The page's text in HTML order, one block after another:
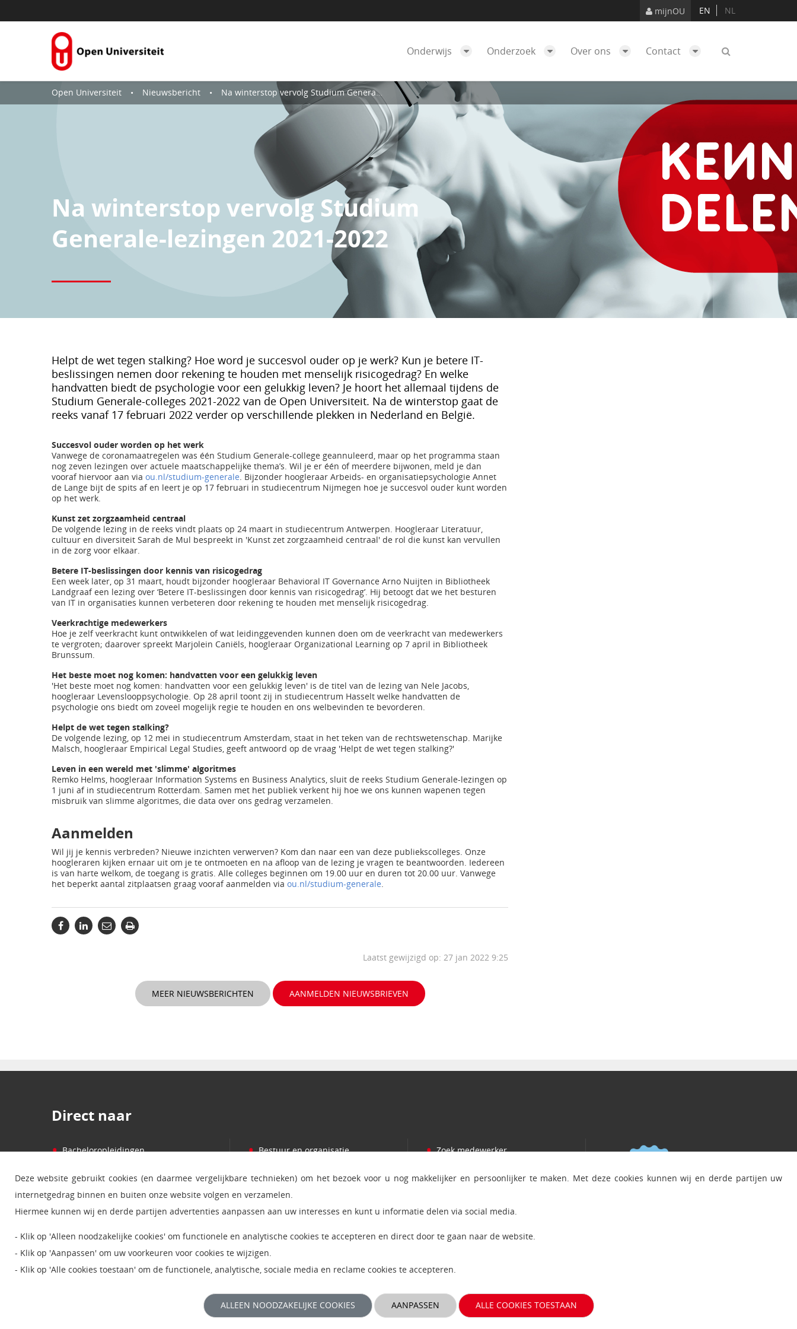
mijnOU EN NL
Onderwijs Onderzoek Over ons Contact
Open Universiteit Nieuwsbericht Na winterstop vervolg Studium Generale-lezingen 2021-2022
Na winterstop vervolg Studium
Generale-lezingen 2021-2022
Helpt de wet tegen stalking? Hoe word je succesvol ouder op je werk? Kun je betere IT-
beslissingen nemen door rekening te houden met menselijk risicogedrag? En welke
handvatten biedt de psychologie voor een gelukkig leven? Je hoort het allemaal tijdens de
Studium Generale-colleges 2021-2022 van de Open Universiteit. Na de winterstop gaat de
reeks vanaf 17 februari 2022 verder op verschillende plekken in Nederland en België.
Succesvol ouder worden op het werk
Vanwege de coronamaatregelen was één Studium Generale-college geannuleerd, maar op het programma staan
nog zeven lezingen over actuele maatschappelijke thema’s. Wil je er één of meerdere bijwonen, meld je dan
vooraf hiervoor aan via ou.nl/studium-generale. Bijzonder hoogleraar Arbeids- en organisatiepsychologie Annet
de Lange bijt de spits af en leert je op 17 februari in studiecentrum Nijmegen hoe je succesvol ouder kunt worden
op het werk.
Kunst zet zorgzaamheid centraal
De volgende lezing in de reeks vindt plaats op 24 maart in studiecentrum Antwerpen. Hoogleraar Literatuur,
cultuur en diversiteit Sarah de Mul bespreekt in 'Kunst zet zorgzaamheid centraal' de rol die kunst kan vervullen
in de zorg voor elkaar.
Betere IT-beslissingen door kennis van risicogedrag
Een week later, op 31 maart, houdt bijzonder hoogleraar Behavioral IT Governance Arno Nuijten in Bibliotheek
Landgraaf een lezing over ‘Betere IT-beslissingen door kennis van risicogedrag’. Hij betoogt dat we het besturen
van IT in organisaties kunnen verbeteren door rekening te houden met menselijk risicogedrag.
Veerkrachtige medewerkers
Hoe je zelf veerkracht kunt ontwikkelen of wat leidinggevenden kunnen doen om de veerkracht van medewerkers
te vergroten; daarover spreekt Marjolein Caniëls, hoogleraar Organizational Learning op 7 april in Bibliotheek
Brunssum.
Het beste moet nog komen: handvatten voor een gelukkig leven
'Het beste moet nog komen: handvatten voor een gelukkig leven' is de titel van de lezing van Nele Jacobs,
hoogleraar Levenslooppsychologie. Op 28 april toont zij in studiecentrum Hasselt welke handvatten de
psychologie ons biedt om zoveel mogelijk regie te houden en ons welbevinden te bevorderen.
Helpt de wet tegen stalking?
De volgende lezing, op 12 mei in studiecentrum Amsterdam, staat in het teken van de rechtswetenschap. Marijke
Malsch, hoogleraar Empirical Legal Studies, geeft antwoord op de vraag 'Helpt de wet tegen stalking?'
Leven in een wereld met 'slimme' algoritmes
Remko Helms, hoogleraar Information Systems en Business Analytics, sluit de reeks Studium Generale-lezingen op
1 juni af in studiecentrum Rotterdam. Samen met het publiek verkent hij hoe we ons kunnen wapenen tegen
misbruik van slimme algoritmes, die data over ons gedrag verzamelen.
Aanmelden
Wil jij je kennis verbreden? Nieuwe inzichten verwerven? Kom dan naar een van deze publiekscolleges. Onze
hoogleraren kijken ernaar uit om je te ontmoeten en na afloop van de lezing je vragen te beantwoorden. Iedereen
is van harte welkom, de toegang is gratis. Alle colleges beginnen om 19.00 uur en duren tot 20.00 uur. Vanwege
het beperkt aantal zitplaatsen graag vooraf aanmelden via ou.nl/studium-generale.
Laatst gewijzigd op: 27 jan 2022 9:25
MEER NIEUWSBERICHTEN AANMELDEN NIEUWSBRIEVEN
Deze website gebruikt cookies (en daarmee vergelijkbare technieken) om het bezoek voor u nog makkelijker en persoonlijker te maken. Met deze cookies kunnen wij en derde partijen uw
internetgedrag binnen en buiten onze website volgen en verzamelen.
Hiermee kunnen wij en derde partijen advertenties aanpassen aan uw interesses en kunt u informatie delen via social media.
- Klik op 'Alleen noodzakelijke cookies' om functionele en analytische cookies te accepteren en direct door te gaan naar de website.
- Klik op 'Aanpassen' om uw voorkeuren voor cookies te wijzigen.
- Klik op 'Alle cookies toestaan' om de functionele, analytische, sociale media en reclame cookies te accepteren.
voor meer informatie.
ALLEEN NOODZAKELIJKE COOKIES AANPASSEN ALLE COOKIES TOESTAAN
Direct naar
•Bacheloropleidingen
•
•Cursussen
•Informatie over studeren
• Studiecentra
•Service en informatie
•Bestuur en organisatie
•
•Samenwerken
•Bijzondere leerstoelen
•Nevenwerkzaamheden
•Werken bij de Open Universiteit
•Zoek medewerker
•
•Ict status en onderhoud
• RSS feed nieuws
|